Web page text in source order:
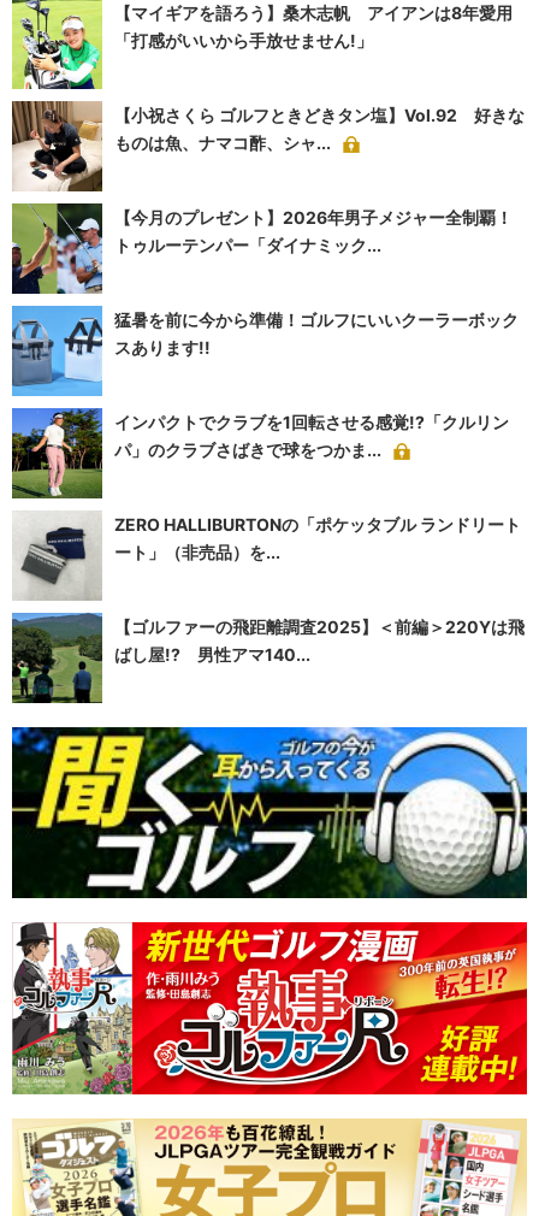
【マイギアを語ろう】桑木志帆 アイアンは8年愛用
「打感がいいから手放せません!」
【小祝さくら ゴルフときどきタン塩】Vol.92 好きな
ものは魚、ナマコ酢、シャ...
【今月のプレゼント】2026年男子メジャー全制覇！
トゥルーテンパー「ダイナミック...
猛暑を前に今から準備！ゴルフにいいクーラーボック
スあります!!
インパクトでクラブを1回転させる感覚!?「クルリン
パ」のクラブさばきで球をつかま...
ZERO HALLIBURTONの「ポケッタブル ランドリート
ート」（非売品）を...
【ゴルファーの飛距離調査2025】＜前編＞220Yは飛
ばし屋!? 男性アマ140...